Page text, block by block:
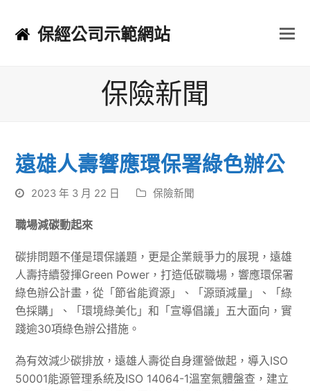
保經公司示範網站
保險新聞
遠雄人壽響應環保署綠色辦公
2023 年 3 月 22 日 保險新聞
職場減碳動起來
碳排問題不僅是環保議題，更是企業競爭力的展現，遠雄
人壽持續發揮Green Power，打造低碳職場，響應環保署
綠色辦公計畫，從「節省能資源」、「源頭減量」、「綠
色採購」、「環境綠美化」和「宣導倡議」五大面向，實
踐逾30項綠色辦公措施。
為有效減少碳排放，遠雄人壽從自身運營做起，導入ISO
50001能源管理系統及ISO 14064-1溫室氣體盤查，建立